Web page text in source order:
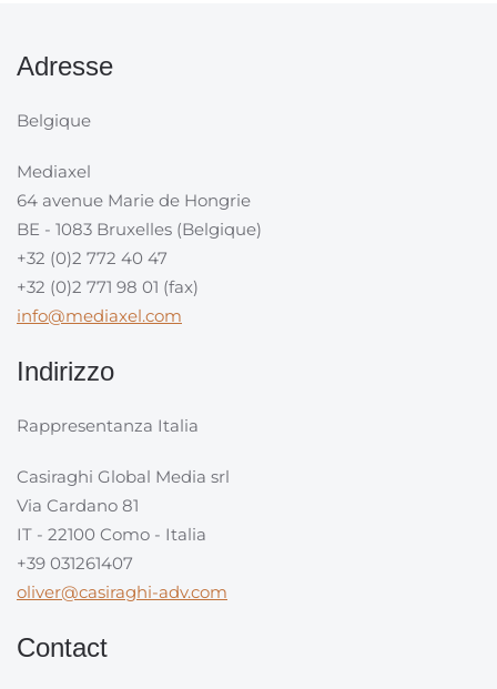
Adresse
Belgique
Mediaxel
64 avenue Marie de Hongrie
BE - 1083 Bruxelles (Belgique)
+32 (0)2 772 40 47
+32 (0)2 771 98 01 (fax)
info@mediaxel.com
Indirizzo
Rappresentanza Italia
Casiraghi Global Media srl
Via Cardano 81
IT - 22100 Como - Italia
+39 031261407
oliver@casiraghi-adv.com
Contact